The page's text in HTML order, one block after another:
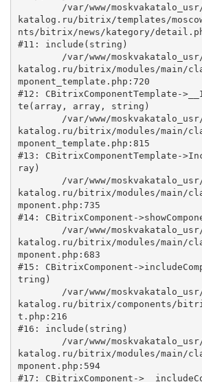
katalog.ru/bitrix/templates/
nts/bitrix/news/kategory/
#11: include(string)
katalog.ru/bitrix/modules/main/
mponent_template.php:720
#12: CBitrixComponentTemplate-
te(array, array, string)
katalog.ru/bitrix/modules/main/
mponent_template.php:815
#13: CBitrixComponentTemplate-
ray)
katalog.ru/bitrix/modules/main/
mponent.php:735
#14: CBitrixComponent-
katalog.ru/bitrix/modules/main/
mponent.php:683
#15: CBitrixComponent-
tring)
katalog.ru/bitrix/components/
t.php:216
#16: include(string)
katalog.ru/bitrix/modules/main/
mponent.php:594
#17: CBitrixComponent-